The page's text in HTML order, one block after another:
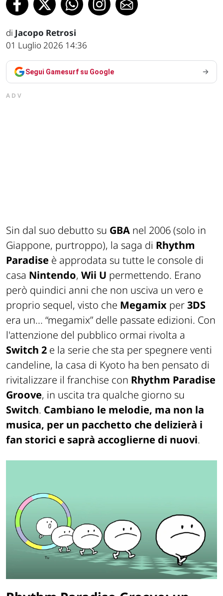
di Jacopo Retrosi
01 Luglio 2026 14:36
Segui Gamesurf su Google
ADV
Sin dal suo debutto su GBA nel 2006 (solo in
Giappone, purtroppo), la saga di Rhythm
Paradise è approdata su tutte le console di
casa Nintendo, Wii U permettendo. Erano
però quindici anni che non usciva un vero e
proprio sequel, visto che Megamix per3DS
era un... “megamix” delle passate edizioni. Con
l'attenzione del pubblico ormai rivolta a
Switch 2 e la serie che sta per spegnere venti
candeline, la casa di Kyoto ha ben pensato di
rivitalizzare il franchise con Rhythm Paradise
Groove, in uscita tra qualche giorno su
Switch. Cambiano le melodie, ma non la
musica, per un pacchetto che delizierà i
fan storici e saprà accoglierne di nuovi.